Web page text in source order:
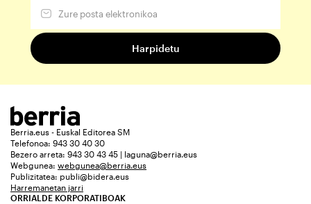
Berria.eus - Euskal Editorea SM
Telefonoa: 943 30 40 30
Bezero arreta: 943 30 43 45 | laguna@berria.eus
Webgunea: webgunea@berria.eus
Publizitatea: publi@bidera.eus
Harremanetan jarri
ORRIALDE KORPORATIBOAK